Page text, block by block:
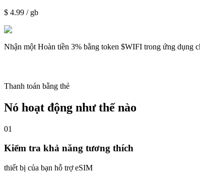
$ 4.99 / gb
Nhận một Hoàn tiền 3% bằng token $WIFI trong ứng dụng
Thanh toán bằng thẻ
Nó hoạt động như thế nào
01
Kiểm tra khả năng tương thích
thiết bị của bạn hỗ trợ eSIM